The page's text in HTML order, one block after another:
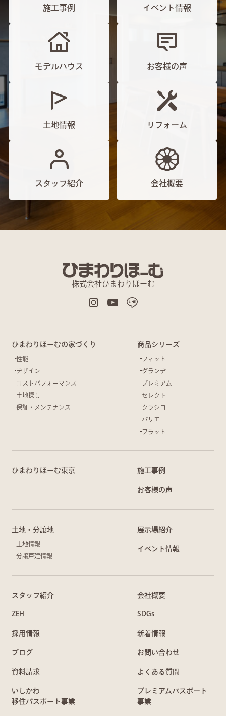
施工事例 イベント情報
モデルハウス お客様の声
土地情報 リフォーム
スタッフ紹介 会社概要
株式会社ひまわりほーむ
ひまわりほーむの家づくり
性能
デザイン
コストパフォーマンス
土地探し
保証・メンテナンス
商品シリーズ
フィット
グランデ
プレミアム
セレクト
クラシコ
バリエ
フラット
ひまわりほーむ東京 施工事例
お客様の声
土地・分譲地
土地情報
分譲戸建情報
展示場紹介
イベント情報
スタッフ紹介 会社概要
ZEH SDGs
採用情報 新着情報
ブログ お問い合わせ
資料請求 よくある質問
いしかわ
移住パスポート事業
プレミアムパスポート
事業